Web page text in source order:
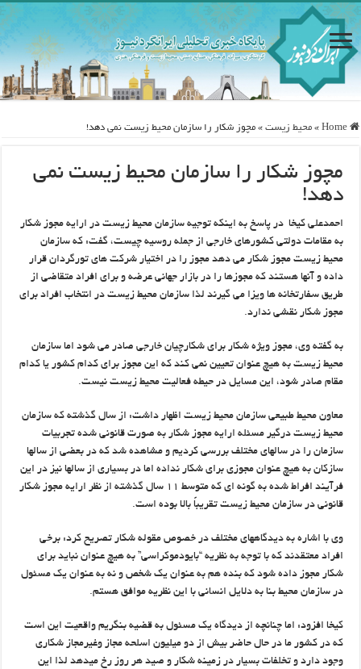
Home
» محيط زيست » مچوز شکار را سازمان محيط زيست نمي دهد!
مچوز شکار را سازمان محيط زيست نمي
دهد!
احمدعلي کيخا در پاسخ به اينکه توجيه سازمان محيط زيست در ارايه مجوز شکار
به مقامات دولتي کشورهاي خارجي از جمله روسيه چيست، گفت: که سازمان
محيط زيست مجوز شکار مي دهد مجوز را در اختيار شرکت هاي تورگردان قرار
داده و آنها هستند که مجوزها را در بازار جهاني عرضه و براي افراد متقاضي از
طريق سفارتخانه ها ويزا مي گيرند لذا سازمان محيط زيست در انتخاب افراد براي
مجوز شکار نقشي ندارد.
به گفته وي، مجوز ويژه شکار براي شکارچيان خارجي صادر مي شود اما سازمان
محيط زيست به هيچ عنوان تعيين نمي کند که اين مجوز براي کدام کشور يا کدام
مقام صادر شود، اين مسايل در حيطه فعاليت محيط زيست نيست.
معاون محيط طبيعي سازمان محيط زيست اظهار داشت: از سال گذشته که سازمان
محيط زيست درگير مسئله ارايه مجوز شکار به صورت قانوني شده تجربيات
سازمان را در سالهاي مختلف بررسي کرديم و مشاهده شد که در بعضي از سالها
سازکان به هيچ عنوان مجوزي براي شکار نداده اما در بسياري از سالها نيز در اين
فرآيند افراط شده به گونه اي که متوسط ۱۱ سال گذشته از نظر ارايه مجوز شکار
قانوني در سازمان محيط زيست تقريباً بالا بوده است.
وي با اشاره به ديدگاههاي مختلف در خصوص مقوله شکار تصريح کرد: برخي
افراد معتقدند که با توجه به نظريه “بايودموکراسي” به هيچ عنوان نبايد براي
شکار مجوز داده شود که بنده هم به عنوان يک شخص و نه به عنوان يک مسئول
در سازمان محيط بنا به دلايل انساني با اين نظريه موافق هستم.
کيخا افزود: اما چنانچه از ديدگاه يک مسئول به قضيه بنگريم واقعيت اين است
که در کشور ما در حال حاضر بيش از دو ميليون اسلحه مجاز وغيرمجاز شکاري
وجود دارد و تخلفات بسيار در زمينه شکار و صيد هر روز رخ ميدهد لذا اين